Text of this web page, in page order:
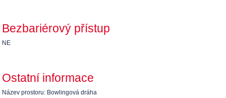
Bezbariérový přístup
NE
Ostatní informace
Název prostoru: Bowlingová dráha